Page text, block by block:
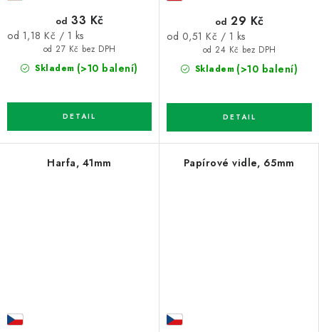
Skladem (>10 balení)
od 27 Kč bez DPH
od 33 Kč
Měrná
od 1,18 Kč / 1 ks
Skladem (>10 balení)
od 24 Kč bez DPH
od 29 Kč
Měrná
od 0,51 Kč / 1 ks
Harfa, 41mm Papírové vidle, 65mm